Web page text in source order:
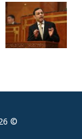
© 2026 جميع الحقوق محفوظة. للتواصل: